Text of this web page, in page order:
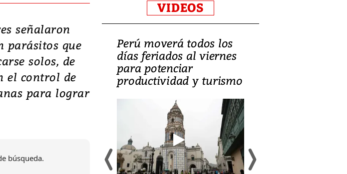
señalaron
parásitos que
solos, de
el control de
para lograr
búsqueda.
VIDEOS
lanza su
con
de inversión
educación y
Perú moverá todos los
días feriados al viernes
para potenciar
productividad y turismo